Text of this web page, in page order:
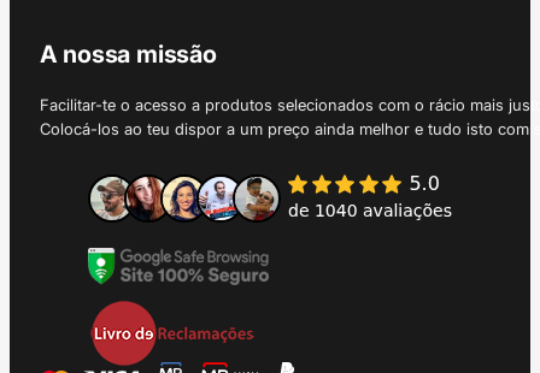
A nossa missão
Facilitar-te o acesso a produtos selecionados com o rácio mais
Colocá-los ao teu dispor a um preço ainda melhor e tudo isto